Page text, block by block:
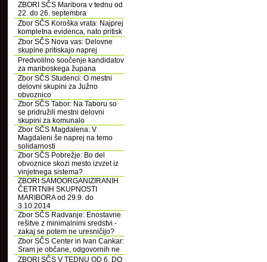
ZBORI SČS Maribora v tednu od
22. do 26. septembra
Zbor SČS Koroška vrata: Najprej
kompletna evidenca, nato pritisk
Zbor SČS Nova vas: Delovne
skupine pritiskajo naprej
Predvolilno soočenje kandidatov
za mariboskega župana
Zbor SČS Studenci: O mestni
delovni skupini za Južno
obvoznico
Zbor SČS Tabor: Na Taboru so
se pridružili mestni delovni
skupini za komunalo
Zbor SČS Magdalena: V
Magdaleni še naprej na temo
solidarnosti
Zbor SČS Pobrežje: Bo del
obvoznice skozi mesto izvzet iz
vinjetnega sistema?
ZBORI SAMOORGANIZIRANIH
ČETRTNIH SKUPNOSTI
MARIBORA od 29.9. do
3.10.2014
Zbor SČS Radvanje: Enostavne
rešitve z minimalnimi sredstvi -
zakaj se potem ne uresničijo?
Zbor SČS Center in Ivan Cankar:
Sram je občane, odgovornih ne
ZBORI SČS V TEDNU OD 6. DO